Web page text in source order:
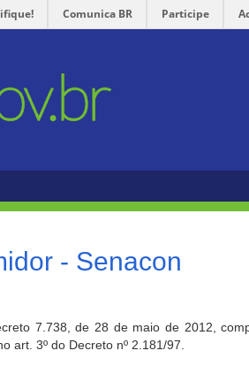
Comunica BR Participe
- Senacon
7.738, de 28 de maio de 2012,
art. 3º do Decreto nº 2.181/97.